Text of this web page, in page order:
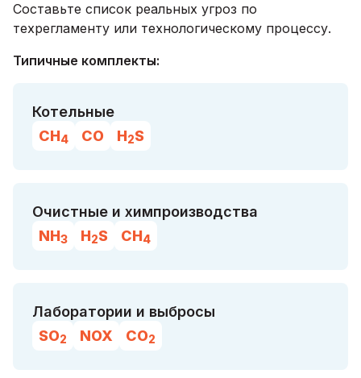
Составьте список реальных угроз по
техрегламенту или технологическому процессу.
Типичные комплекты:
Котельные
CH4 CO H2S
Очистные и химпроизводства
NH3 H2S CH4
Лаборатории и выбросы
SO2 NOX CO2